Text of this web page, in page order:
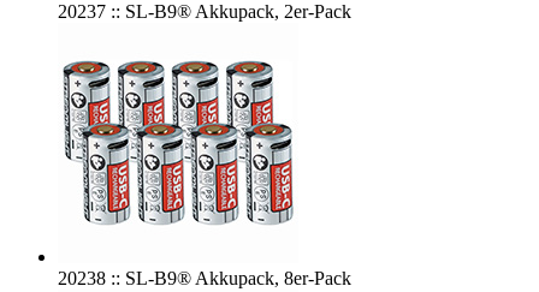
20237 :: SL-B9® Akkupack, 2er-Pack
20238 :: SL-B9® Akkupack, 8er-Pack